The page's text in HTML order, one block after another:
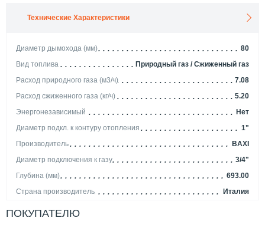
Технические Характеристики
Диаметр дымохода (мм)
80
Вид топлива
Природный газ / Сжиженный газ
Расход природного газа (м3/ч)
7.08
Расход сжиженного газа (кг/ч)
5.20
Энергонезависимый
Нет
Диаметр подкл. к контуру отопления
1"
Производитель
BAXI
Диаметр подключения к газу
3/4"
Глубина (мм)
693.00
Страна производитель
Италия
ПОКУПАТЕЛЮ